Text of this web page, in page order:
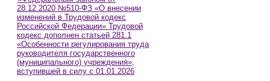
28.12.2020 №510-ФЗ «О внесении
изменений в Трудовой кодекс
Российской Федерации» Трудовой
кодекс дополнен статьей 281.1
«Особенности регулирования труда
руководителя государственного
(муниципального) учреждения»,
вступившей в силу с 01.01.2026